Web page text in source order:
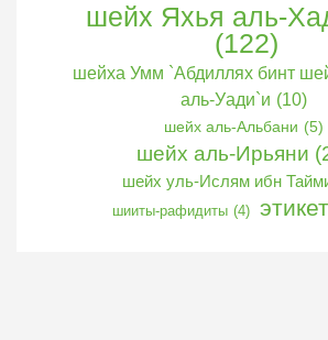
шейх Яхья аль-
(122)
шейха Умм `Абдиллях бинт
аль-Уади`и (10)
шейх аль-Альбани (5)
шейх аль-Ирьяни
шейх уль-Ислям ибн
шииты-рафидиты (4) этикет